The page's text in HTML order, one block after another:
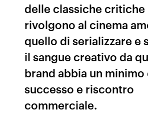
delle classiche critiche
rivolgono al cinema
quello di serializzare e
il sangue creativo da
brand abbia un minimo
successo e riscontro
commerciale.